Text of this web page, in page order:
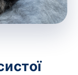
мазки та
для них